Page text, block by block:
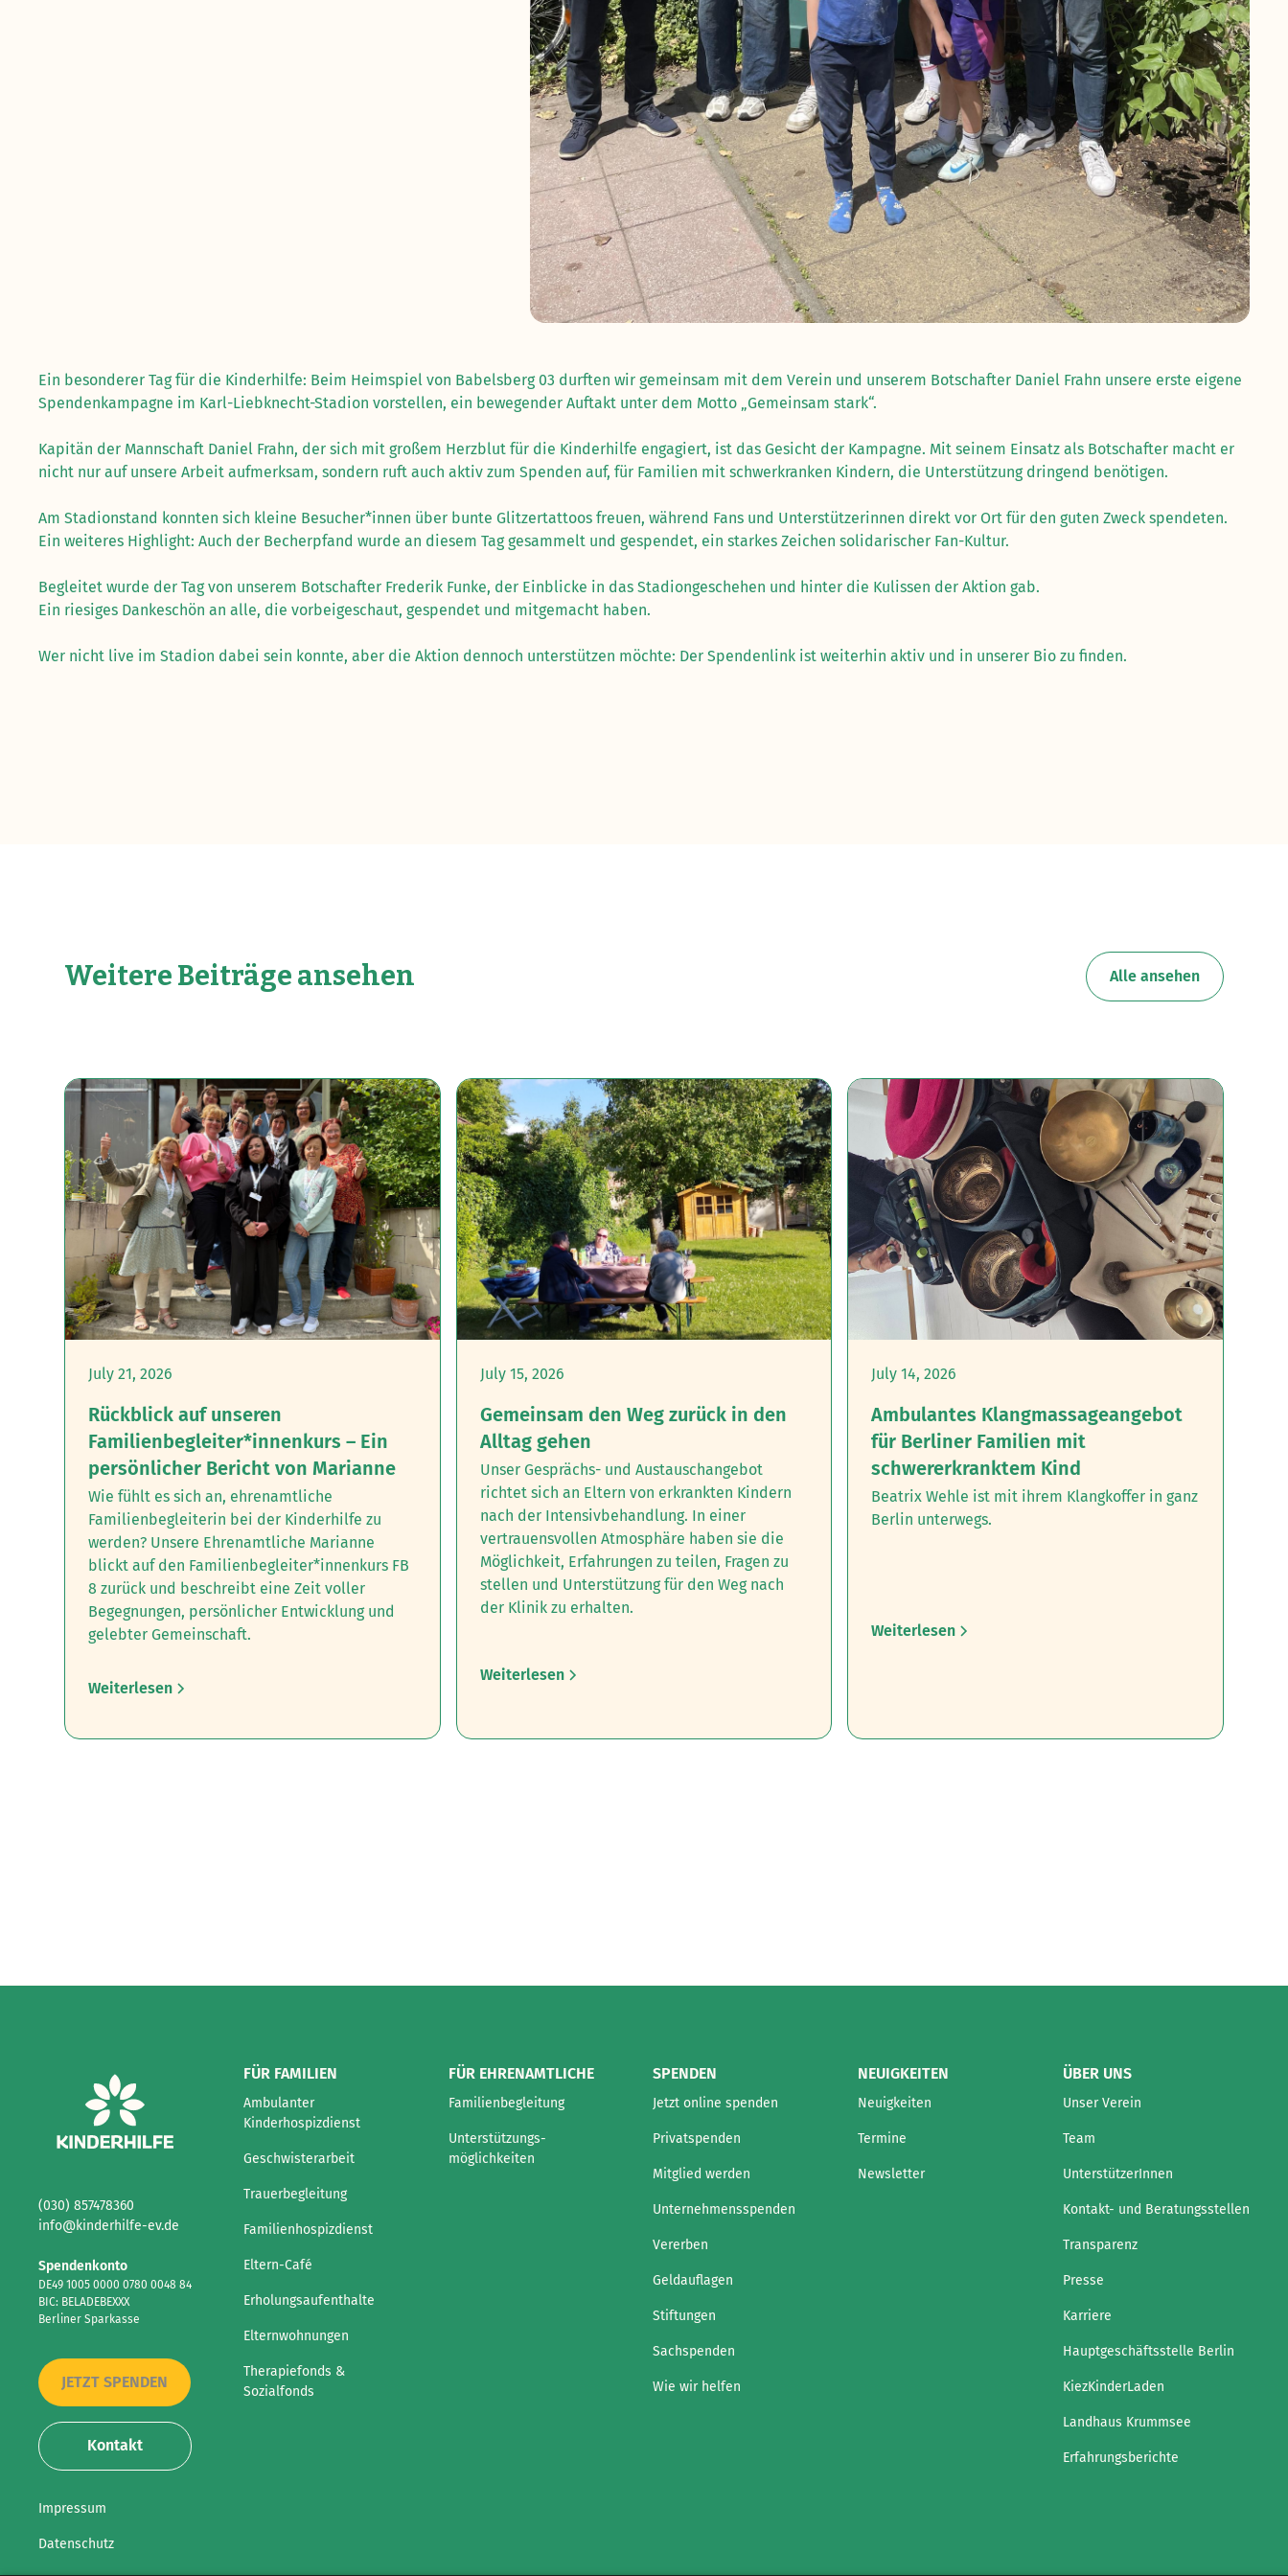
Ein besonderer Tag für die Kinderhilfe: Beim Heimspiel von Babelsberg 03 durften wir gemeinsam mit dem Verein und unserem Botschafter Daniel Frahn unsere erste eigene
Spendenkampagne im Karl-Liebknecht-Stadion vorstellen, ein bewegender Auftakt unter dem Motto „Gemeinsam stark“.
Kapitän der Mannschaft Daniel Frahn, der sich mit großem Herzblut für die Kinderhilfe engagiert, ist das Gesicht der Kampagne. Mit seinem Einsatz als Botschafter macht er
nicht nur auf unsere Arbeit aufmerksam, sondern ruft auch aktiv zum Spenden auf, für Familien mit schwerkranken Kindern, die Unterstützung dringend benötigen.
Am Stadionstand konnten sich kleine Besucher*innen über bunte Glitzertattoos freuen, während Fans und Unterstützerinnen direkt vor Ort für den guten Zweck spendeten.
Ein weiteres Highlight: Auch der Becherpfand wurde an diesem Tag gesammelt und gespendet, ein starkes Zeichen solidarischer Fan-Kultur.
Begleitet wurde der Tag von unserem Botschafter Frederik Funke, der Einblicke in das Stadiongeschehen und hinter die Kulissen der Aktion gab.
Ein riesiges Dankeschön an alle, die vorbeigeschaut, gespendet und mitgemacht haben.
Wer nicht live im Stadion dabei sein konnte, aber die Aktion dennoch unterstützen möchte: Der Spendenlink ist weiterhin aktiv und in unserer Bio zu finden.
Weitere Beiträge ansehen Alle ansehen
July 21, 2026
Rückblick auf unseren
Familienbegleiter*innenkurs – Ein
persönlicher Bericht von Marianne
Wie fühlt es sich an, ehrenamtliche
Familienbegleiterin bei der Kinderhilfe zu
werden? ‍Unsere Ehrenamtliche Marianne
blickt auf den Familienbegleiter*innenkurs FB
8 zurück und beschreibt eine Zeit voller
Begegnungen, persönlicher Entwicklung und
gelebter Gemeinschaft.
Weiterlesen
July 15, 2026
Gemeinsam den Weg zurück in den
Alltag gehen
Unser Gesprächs- und Austauschangebot
richtet sich an Eltern von erkrankten Kindern
nach der Intensivbehandlung.‍ In einer
vertrauensvollen Atmosphäre haben sie die
Möglichkeit, Erfahrungen zu teilen, Fragen zu
stellen und Unterstützung für den Weg nach
der Klinik zu erhalten.
Weiterlesen
July 14, 2026
Ambulantes Klangmassageangebot
für Berliner Familien mit
schwererkranktem Kind
Beatrix Wehle ist mit ihrem Klangkoffer in ganz
Berlin unterwegs.
Weiterlesen
(030) 857478360
info@kinderhilfe-ev.de
Spendenkonto
DE49 1005 0000 0780 0048 84
BIC: BELADEBEXXX
Berliner Sparkasse
JETZT SPENDEN
Kontakt
FÜR FAMILIEN
Ambulanter
Kinderhospizdienst
Geschwisterarbeit
Trauerbegleitung
Familienhospizdienst
Eltern-Café
Erholungsaufenthalte
Elternwohnungen
Therapiefonds &
Sozialfonds
FÜR EHRENAMTLICHE
Familienbegleitung
Unterstützungs-
möglichkeiten
SPENDEN
Jetzt online spenden
Privatspenden
Mitglied werden
Unternehmensspenden
Vererben
Geldauflagen
Stiftungen
Sachspenden
Wie wir helfen
NEUIGKEITEN
Neuigkeiten
Termine
Newsletter
ÜBER UNS
Unser Verein
Team
UnterstützerInnen
Kontakt- und Beratungsstellen
Transparenz
Presse
Karriere
Hauptgeschäftsstelle Berlin
KiezKinderLaden
Landhaus Krummsee
Erfahrungsberichte
Impressum
Datenschutz